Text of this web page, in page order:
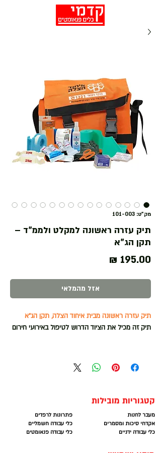
מק"ט: 101-003
תיק עזרה ראשונה למקלט ולממ”ד –
תקן הג”א
אזל מהמלאי
תיק עזרה ראשונה מבית איחוד הצלה, תקן הג״א
תיק זה מכיל את הציוד הדרוש לטיפול באירועי חירום
תיק עזרה ראשונה איחוד הצלה מחולק ל-3
10גלילי אגד גזה חצי אלסטי 5 ס”מ
2 תחבושת בנונית בטן
4 תחבושת אישית
קטגוריות מובילות
פתרונות לרפדים
כלי עבודה חשמליים
כלי עבודה פנאומטים
מעבר לחנות
אקדחי סיכות ומסמרים
כלי עבודה ידניים